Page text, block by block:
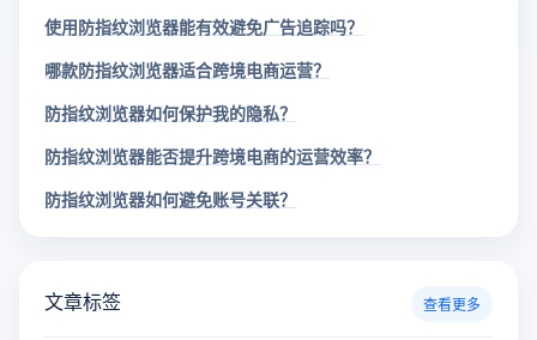
使用防指纹浏览器能有效避免广告追踪吗？
哪款防指纹浏览器适合跨境电商运营？
防指纹浏览器如何保护我的隐私？
防指纹浏览器能否提升跨境电商的运营效率？
防指纹浏览器如何避免账号关联？
文章标签 查看更多